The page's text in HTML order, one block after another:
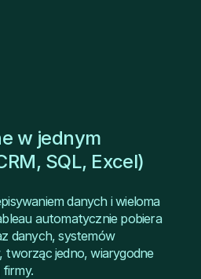
w jednym
SQL, Excel)
danych i wieloma
automatycznie pobiera
danych, systemów
jedno, wiarygodne
firmy.